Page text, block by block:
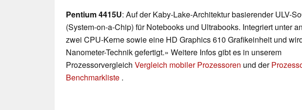
Pentium 4415U: Auf der Kaby-Lake-Architektur basierender ULV-
(System-on-a-Chip) für Notebooks und Ultrabooks. Integriert unter
zwei CPU-Kerne sowie eine HD Graphics 610 Grafikeinheit und
Nanometer-Technik gefertigt.» Weitere Infos gibt es in unserem
Prozessorvergleich Vergleich mobiler Prozessoren und der
Benchmarkliste .